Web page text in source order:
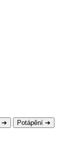
➔ Potápění ➔